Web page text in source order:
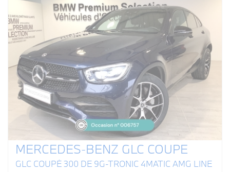
MERCEDES-BENZ GLC COUPE
GLC COUPÉ 300 DE 9G-TRONIC 4MATIC AMG LINE